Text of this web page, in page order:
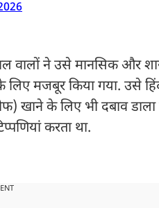
वालों ने उसे मानसिक और
लिए मजबूर किया गया. उसे
खाने के लिए भी दबाव
करता था.